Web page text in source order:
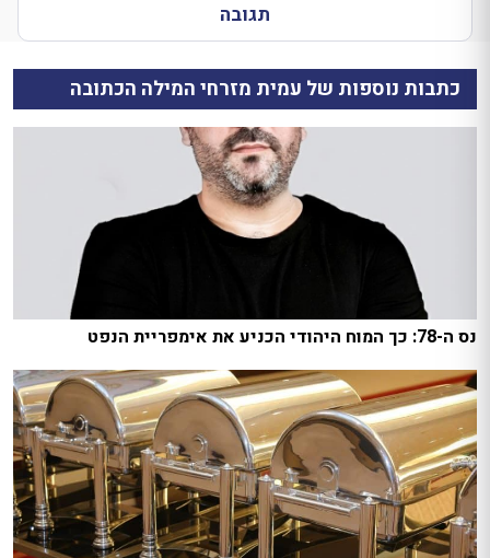
תגובה
כתבות נוספות של עמית מזרחי המילה הכתובה
נס ה-78: כך המוח היהודי הכניע את אימפריית הנפט